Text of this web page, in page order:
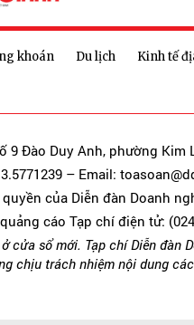
khoán Du lịch
Kinh tế
9 Đào Duy Anh, phường Kim
– Email:
của Diễn đàn Doanh
cáo Tạp chí điện tử:
cửa sổ mới. Tạp chí Diễn đàn
chịu trách nhiệm nội dung